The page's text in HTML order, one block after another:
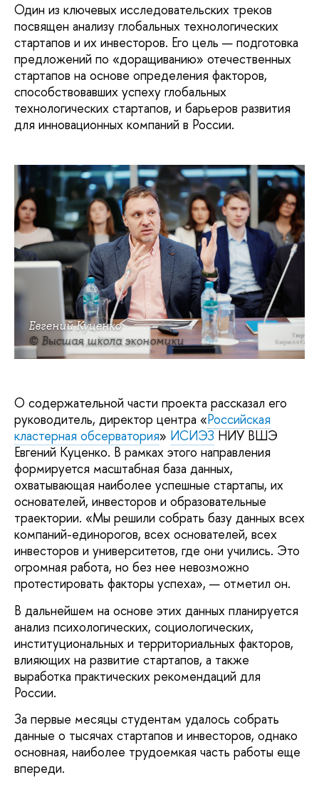
Один из ключевых исследовательских треков
посвящен анализу глобальных технологических
стартапов и их инвесторов. Его цель — подготовка
предложений по «доращиванию» отечественных
стартапов на основе определения факторов,
способствовавших успеху глобальных
технологических стартапов, и барьеров развития
для инновационных компаний в России.
Евгений Куценко
© Высшая школа экономики
О содержательной части проекта рассказал его
руководитель, директор центра «Российская
кластерная обсерватория» ИСИЭЗ НИУ ВШЭ
Евгений Куценко. В рамках этого направления
формируется масштабная база данных,
охватывающая наиболее успешные стартапы, их
основателей, инвесторов и образовательные
траектории. «Мы решили собрать базу данных всех
компаний-единорогов, всех основателей, всех
инвесторов и университетов, где они учились. Это
огромная работа, но без нее невозможно
протестировать факторы успеха», — отметил он.
В дальнейшем на основе этих данных планируется
анализ психологических, социологических,
институциональных и территориальных факторов,
влияющих на развитие стартапов, а также
выработка практических рекомендаций для
России.
За первые месяцы студентам удалось собрать
данные о тысячах стартапов и инвесторов, однако
основная, наиболее трудоемкая часть работы еще
впереди.